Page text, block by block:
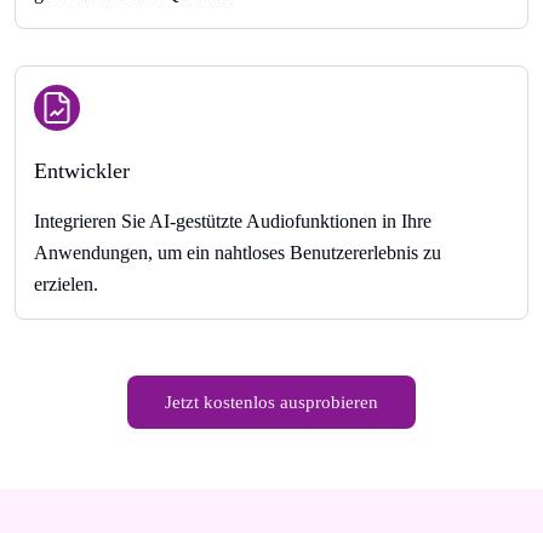
Entwickler
Integrieren Sie AI-gestützte Audiofunktionen in Ihre
Anwendungen, um ein nahtloses Benutzererlebnis zu
erzielen.
Jetzt kostenlos ausprobieren